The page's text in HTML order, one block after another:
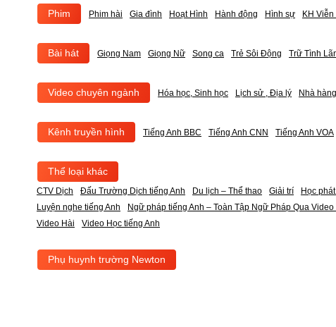
Phim Phim hài Gia đình Hoạt Hình Hành động Hình sự KH
Bài hát Giọng Nam Giọng Nữ Song ca Trẻ Sôi Động Trữ Tình
Video chuyên ngành Hóa học, Sinh học Lịch sử , Địa lý Nhà
Kênh truyền hình Tiếng Anh BBC Tiếng Anh CNN Tiếng Anh VOA
Thể loại khác
CTV Dịch Đấu Trường Dịch tiếng Anh Du lịch – Thể thao Giải trí Học
Luyện nghe tiếng Anh
Ngữ pháp tiếng Anh – Toàn Tập Ngữ Pháp Qua Video
Video Hài
Video Học tiếng Anh
Phụ huynh trường Newton